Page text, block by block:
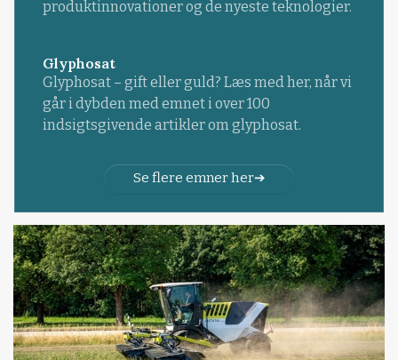
produktinnovationer og de nyeste teknologier.
Glyphosat
Glyphosat – gift eller guld? Læs med her, når vi
går i dybden med emnet i over 100
indsigtsgivende artikler om glyphosat.
Se flere emner her